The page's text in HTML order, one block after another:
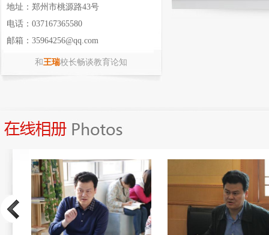
地址：郑州市桃源路43号
电话：037167365580
邮箱：35964256@qq.com
和王瑞校长畅谈教育论知